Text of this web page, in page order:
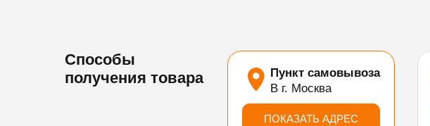
Способы
получения товара
Пункт самовывоза
В г. Москва
ПОКАЗАТЬ АДРЕС